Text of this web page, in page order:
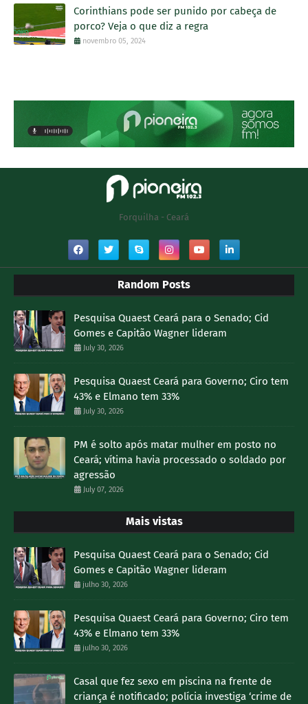
Corinthians pode ser punido por cabeça de
porco? Veja o que diz a regra
novembro 05, 2024
Forquilha - Ceará
Random Posts
Pesquisa Quaest Ceará para o Senado; Cid
Gomes e Capitão Wagner lideram
July 30, 2026
Pesquisa Quaest Ceará para Governo; Ciro tem
43% e Elmano tem 33%
July 30, 2026
PM é solto após matar mulher em posto no
Ceará; vítima havia processado o soldado por
agressão
July 07, 2026
Mais vistas
Pesquisa Quaest Ceará para o Senado; Cid
Gomes e Capitão Wagner lideram
julho 30, 2026
Pesquisa Quaest Ceará para Governo; Ciro tem
43% e Elmano tem 33%
julho 30, 2026
Casal que fez sexo em piscina na frente de
criança é notificado; polícia investiga ‘crime de